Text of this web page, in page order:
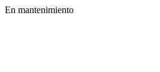
En mantenimiento